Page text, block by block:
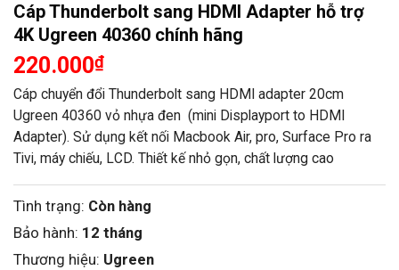
Cáp Thunderbolt sang HDMI Adapter hỗ trợ
4K Ugreen 40360 chính hãng
220.000₫
Cáp chuyển đổi Thunderbolt sang HDMI adapter 20cm
Ugreen 40360 vỏ nhựa đen (mini Displayport to HDMI
Adapter). Sử dụng kết nối Macbook Air, pro, Surface Pro ra
Tivi, máy chiếu, LCD. Thiết kế nhỏ gọn, chất lượng cao
Tình trạng: Còn hàng
Bảo hành: 12 tháng
Thương hiệu: Ugreen